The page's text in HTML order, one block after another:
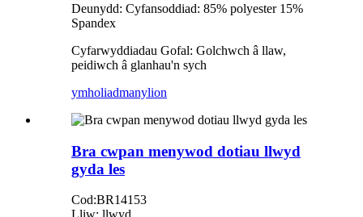
Deunydd: Cyfansoddiad: 85% polyester 15%
Spandex
Cyfarwyddiadau Gofal: Golchwch â llaw,
peidiwch â glanhau'n sych
ymholiadmanylion
Bra cwpan menywod dotiau llwyd
gyda les
Cod:BR14153